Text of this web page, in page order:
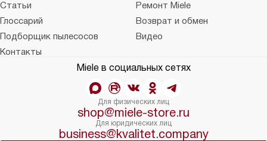
Статьи
Ремонт Miele
Глоссарий
Возврат и обмен
Подборщик пылесосов
Видео
Контакты
Miele в социальных сетях
Для физических лиц
shop@miele-store.ru
Для юридических лиц
business@kvalitet.company